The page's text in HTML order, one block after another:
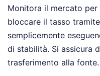
Monitora il mercato
bloccare il tasso
semplicemente
di stabilità. Si assicura
trasferimento alla fonte.